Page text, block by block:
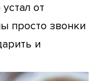
от
просто звонки
и